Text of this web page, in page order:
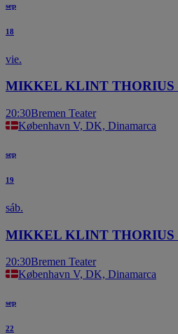
sep
18
vie.
MIKKEL KLINT THORIUS
20:30Bremen Teater
København V, DK, Dinamarca
sep
19
sáb.
MIKKEL KLINT THORIUS
20:30Bremen Teater
København V, DK, Dinamarca
sep
22